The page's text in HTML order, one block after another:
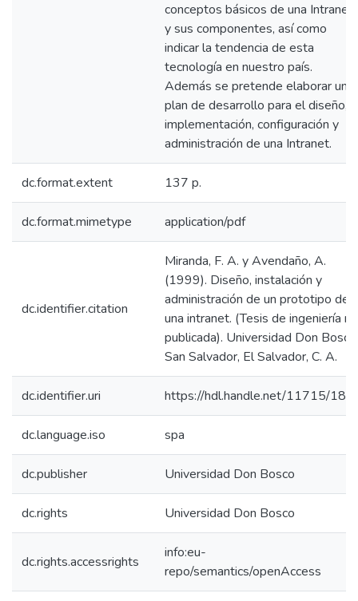
conceptos básicos de una Intranet
y sus componentes, así como
indicar la tendencia de esta
tecnología en nuestro país.
Además se pretende elaborar un
plan de desarrollo para el diseño,
implementación, configuración y
administración de una Intranet.
dc.format.extent 137 p.
dc.format.mimetype application/pdf
dc.identifier.citation
Miranda, F. A. y Avendaño, A.
(1999). Diseño, instalación y
administración de un prototipo de
una intranet. (Tesis de ingeniería no
publicada). Universidad Don Bosco,
San Salvador, El Salvador, C. A.
dc.identifier.uri https://hdl.handle.net/11715/
dc.language.iso spa
dc.publisher Universidad Don Bosco
dc.rights Universidad Don Bosco
dc.rights.accessrights
info:eu-
repo/semantics/openAccess